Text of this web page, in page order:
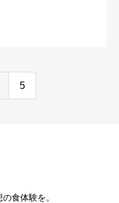
5
食体験を。